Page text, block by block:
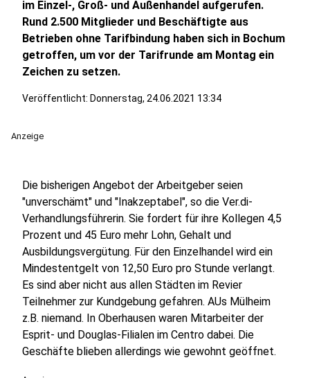
im Einzel-, Groß- und Außenhandel aufgerufen.
Rund 2.500 Mitglieder und Beschäftigte aus
Betrieben ohne Tarifbindung haben sich in Bochum
getroffen, um vor der Tarifrunde am Montag ein
Zeichen zu setzen.
Veröffentlicht: Donnerstag, 24.06.2021 13:34
Anzeige
Die bisherigen Angebot der Arbeitgeber seien
"unverschämt" und "Inakzeptabel", so die Ver.di-
Verhandlungsführerin. Sie fordert für ihre Kollegen 4,5
Prozent und 45 Euro mehr Lohn, Gehalt und
Ausbildungsvergütung. Für den Einzelhandel wird ein
Mindestentgelt von 12,50 Euro pro Stunde verlangt.
Es sind aber nicht aus allen Städten im Revier
Teilnehmer zur Kundgebung gefahren. AUs Mülheim
z.B. niemand. In Oberhausen waren Mitarbeiter der
Esprit- und Douglas-Filialen im Centro dabei. Die
Geschäfte blieben allerdings wie gewohnt geöffnet.